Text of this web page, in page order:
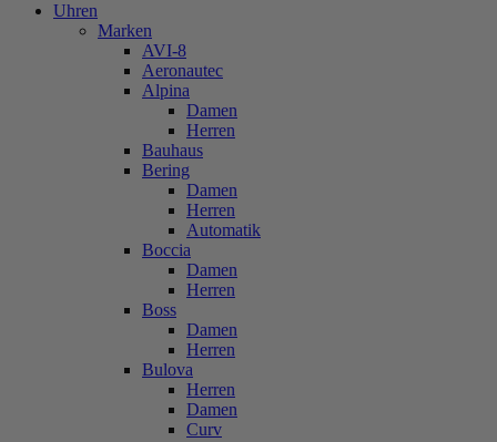
Uhren
Marken
AVI-8
Aeronautec
Alpina
Damen
Herren
Bauhaus
Bering
Damen
Herren
Automatik
Boccia
Damen
Herren
Boss
Damen
Herren
Bulova
Herren
Damen
Curv